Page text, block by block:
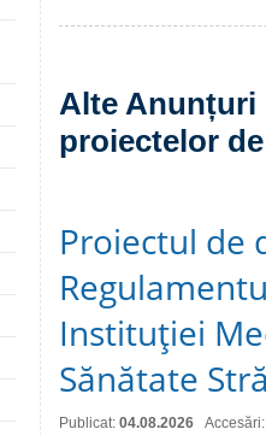
Alte Anunțuri
proiectelor
Proiectul de
Instituţiei
Sănătate
Publicat: 04.08.2026